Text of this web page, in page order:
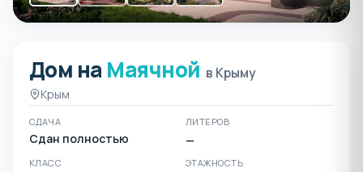
ЖК Дом на Маячной в
Дом на Маячной в Крыму
Крым
СДАЧА
Сдан полностью
ЛИТЕРОВ
—
КЛАСС ЭТАЖНОСТЬ